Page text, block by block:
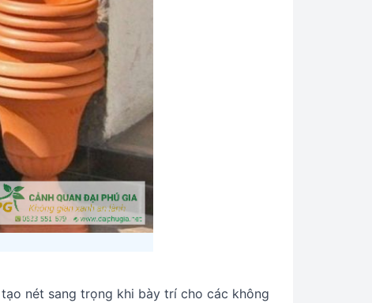
nét sang trọng khi bày trí cho các không